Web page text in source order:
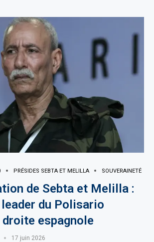
PRÉSIDES SEBTA ET MELILLA SOUVERAINETÉ
de Sebta et Melilla :
du Polisario
espagnole
17 juin 2026